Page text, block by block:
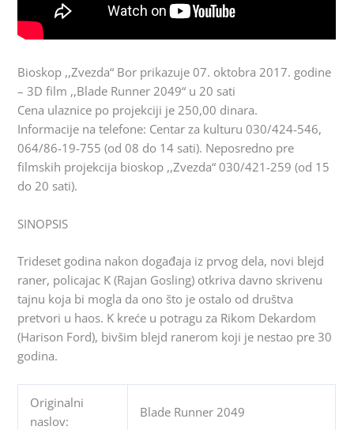
Bioskop ,,Zvezda“ Bor prikazuje 07. oktobra 2017. godine
– 3D film ,,Blade Runner 2049“ u 20 sati
Cena ulaznice po projekciji je 250,00 dinara.
Informacije na telefone: Centar za kulturu 030/424-546,
064/86-19-755 (od 08 do 14 sati). Neposredno pre
filmskih projekcija bioskop ,,Zvezda“ 030/421-259 (od 15
do 20 sati).
SINOPSIS
Trideset godina nakon događaja iz prvog dela, novi blejd
raner, policajac K (Rajan Gosling) otkriva davno skrivenu
tajnu koja bi mogla da ono što je ostalo od društva
pretvori u haos. K kreće u potragu za Rikom Dekardom
(Harison Ford), bivšim blejd ranerom koji je nestao pre 30
godina.
Originalni
naslov:
Blade Runner 2049